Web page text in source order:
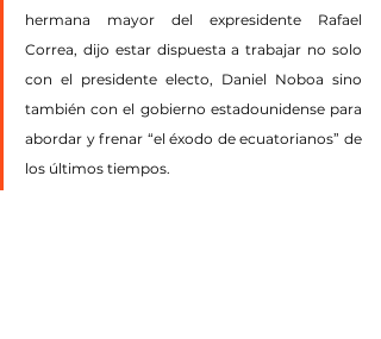
hermana mayor del expresidente Rafael
Correa, dijo estar dispuesta a trabajar no solo
con el presidente electo, Daniel Noboa sino
también con el gobierno estadounidense para
abordar y frenar “el éxodo de ecuatorianos” de
los últimos tiempos.